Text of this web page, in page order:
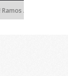
Allup: Los